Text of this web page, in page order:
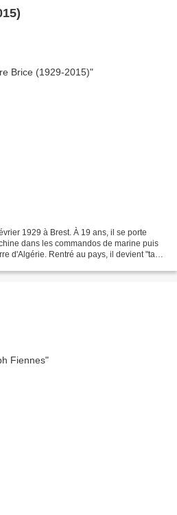
1929 à Brest. À 19 ans, il se porte
dans les commandos de marine puis
d'Algérie. Rentré au pays, il devient "taxi-